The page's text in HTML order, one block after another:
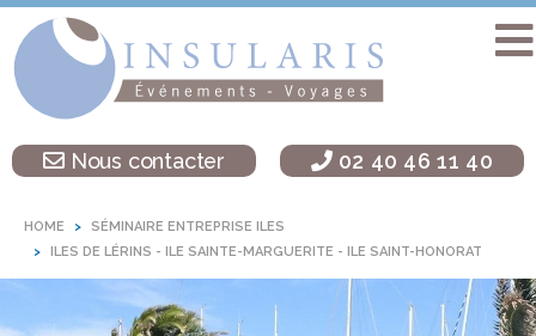
Accueil
Séminaire
sur une île
Activités
Teambuilding
Soirées
d’entreprise
Nous contacter 02 40 46 11 40
HOME
SÉMINAIRE ENTREPRISE ILES
ILES DE LÉRINS - ILE SAINTE-MARGUERITE - ILE SAINT-HONORAT